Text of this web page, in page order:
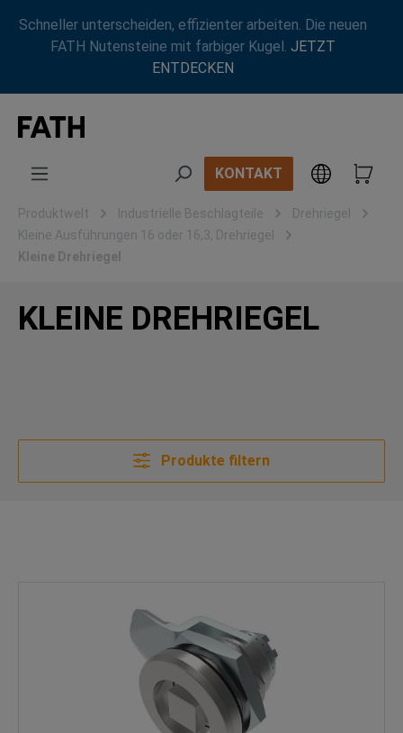
Zum Hauptinhalt springen
Schneller unterscheiden, effizienter arbeiten. Die neuen
FATH Nutensteine mit farbiger Kugel. JETZT
ENTDECKEN
KONTAKT
Produktwelt Industrielle Beschlagteile
Drehriegel
Kleine Ausführungen 16 oder 16,3, Drehriegel
Kleine Drehriegel
KLEINE DREHRIEGEL
Produkte filtern